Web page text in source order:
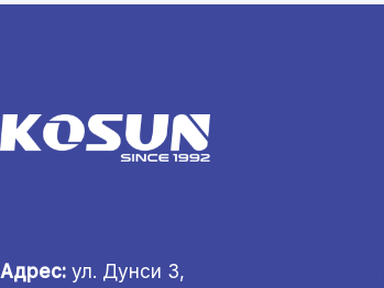
Адрес: ул. Дунси 3,